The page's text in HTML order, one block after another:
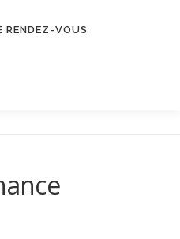
RENDEZ-VOUS